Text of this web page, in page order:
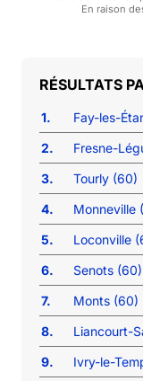
En raison
1.
Fay-les-
2.
Fresne-
3.
Tourly (60)
4.
Monneville
5.
Loconville
6.
Senots (60)
7.
Monts (60)
8.
Liancourt-
9.
Ivry-le-